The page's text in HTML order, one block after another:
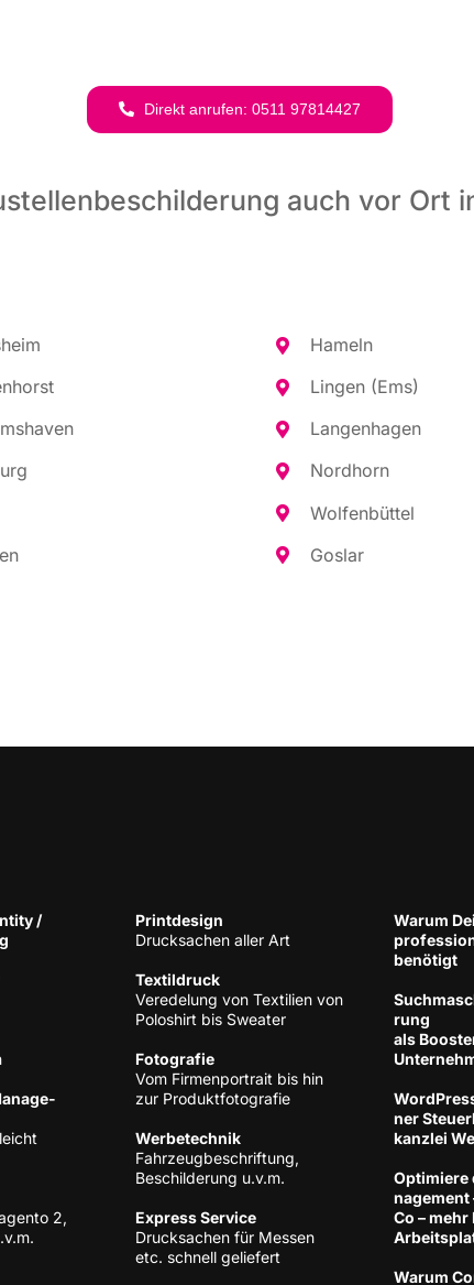
Direkt anru­fen: 0511 97814427
auch vor Ort
Hameln
Lin­gen (Ems)
Lan­gen­ha­gen
Nord­horn
Wol­fen­büt­tel
Gos­lar
/
2,
Print­de­sign
Druck­sa­chen aller Art
Tex­til­druck
Ver­ede­lung von Tex­ti­li­en von
Polo­shirt bis Sweater
Foto­gra­fie
Vom Fir­men­por­trait bis hin
zur Produktfotografie
Wer­be­tech­nik
Fahr­zeug­be­schrif­tung,
Beschil­de­rung u.v.m.
Express Ser­vice
Druck­sa­chen für Mes­sen
etc. schnell geliefert
War­um
benötigt
rung
als
ner
kanz­lei
nage­ment
Co –
War­um